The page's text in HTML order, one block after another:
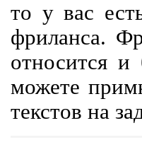
то у вас
фриланса.
относится и
можете
текстов на